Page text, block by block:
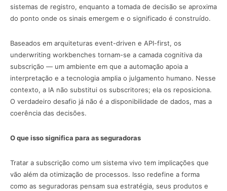
sistemas de registro, enquanto a tomada de decisão se aproxima
do ponto onde os sinais emergem e o significado é construído.
Baseados em arquiteturas event-driven e API-first, os
underwriting workbenches tornam-se a camada cognitiva da
subscrição — um ambiente em que a automação apoia a
interpretação e a tecnologia amplia o julgamento humano. Nesse
contexto, a IA não substitui os subscritores; ela os reposiciona.
O verdadeiro desafio já não é a disponibilidade de dados, mas a
coerência das decisões.
O que isso significa para as seguradoras
Tratar a subscrição como um sistema vivo tem implicações que
vão além da otimização de processos. Isso redefine a forma
como as seguradoras pensam sua estratégia, seus produtos e